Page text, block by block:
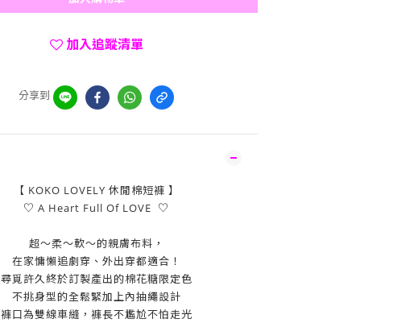
加入追蹤清單
分享到
【 KOKO LOVELY 休閒棉短褲 】
♡ A Heart Full Of LOVE ♡
超～柔～軟～的親膚布料，
在家慵懶追劇穿、外出穿都適合！
尋覓許久終於訂製產出的棉花糖限定色
不挑身型的全鬆緊加上內抽繩設計
褲口為雙線車縫，褲長不尷尬不怕走光